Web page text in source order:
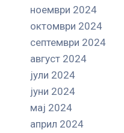
ноември 2024
октомври 2024
септември 2024
август 2024
јули 2024
јуни 2024
мај 2024
април 2024